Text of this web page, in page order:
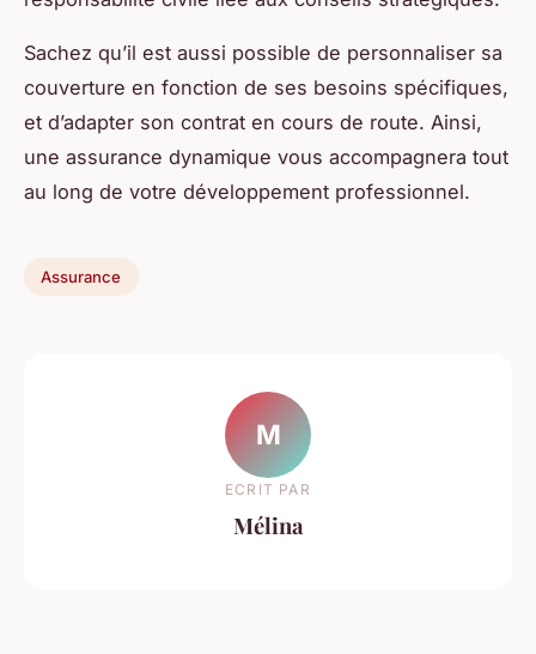
Sachez qu’il est aussi possible de personnaliser sa
couverture en fonction de ses besoins spécifiques,
et d’adapter son contrat en cours de route. Ainsi,
une assurance dynamique vous accompagnera tout
au long de votre développement professionnel.
Assurance
M
ECRIT PAR
Mélina